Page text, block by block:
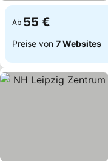
Ab 55 €
Preise von 7 Websites